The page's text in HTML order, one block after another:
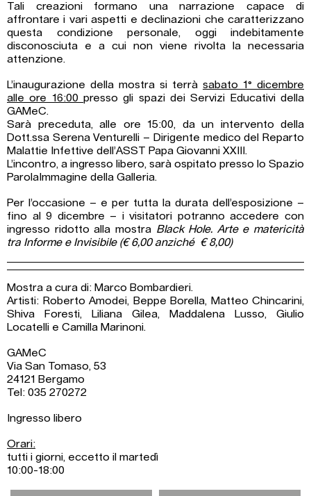
Tali creazioni formano una narrazione capace di
affrontare i vari aspetti e declinazioni che caratterizzano
questa condizione personale, oggi indebitamente
disconosciuta e a cui non viene rivolta la necessaria
attenzione.
L’inaugurazione della mostra si terrà sabato 1° dicembre
alle ore 16:00 presso gli spazi dei Servizi Educativi della
GAMeC.
Sarà preceduta, alle ore 15:00, da un intervento della
Dott.ssa Serena Venturelli – Dirigente medico del Reparto
Malattie Infettive dell’ASST Papa Giovanni XXIII.
L’incontro, a ingresso libero, sarà ospitato presso lo Spazio
ParolaImmagine della Galleria.
Per l’occasione – e per tutta la durata dell’esposizione –
fino al 9 dicembre – i visitatori potranno accedere con
ingresso ridotto alla mostra Black Hole. Arte e matericità
tra Informe e Invisibile (€ 6,00 anziché € 8,00)
Mostra a cura di: Marco Bombardieri.
Artisti: Roberto Amodei, Beppe Borella, Matteo Chincarini,
Shiva Foresti, Liliana Gilea, Maddalena Lusso, Giulio
Locatelli e Camilla Marinoni.
GAMeC
Via San Tomaso, 53
24121 Bergamo
Tel: 035 270272
Ingresso libero
Orari:
tutti i giorni, eccetto il martedì
10:00-18:00